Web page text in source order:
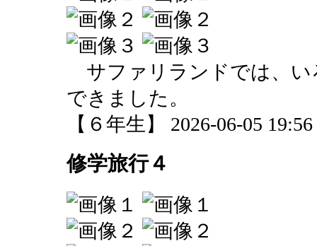
サファリランドでは、い
できました。
【６年生】 2026-06-05
修学旅行４